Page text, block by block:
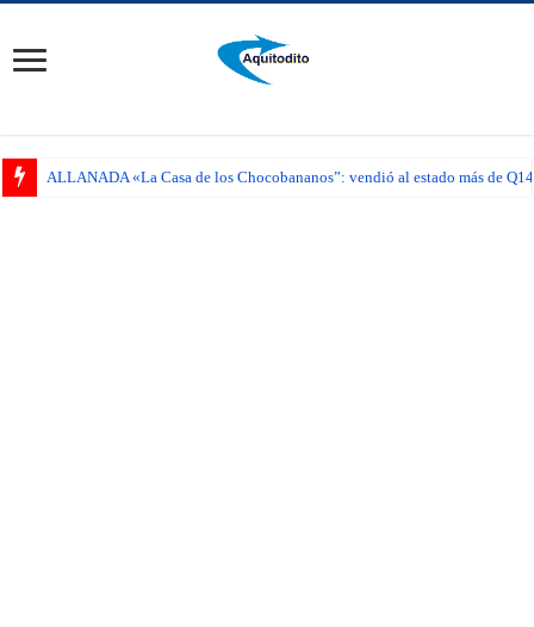
ALLANADA «La Casa de los Chocobananos”: vendió al estado más de